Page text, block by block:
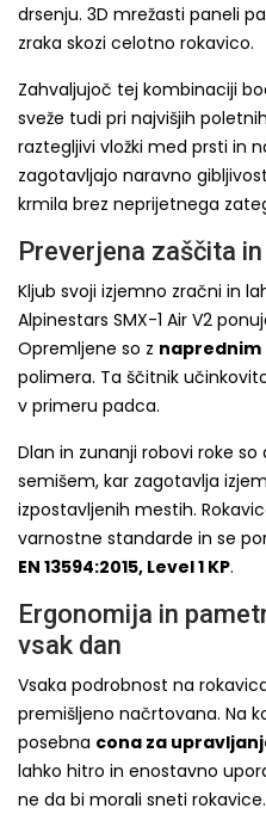
drsenju. 3D mrežasti paneli
zraka skozi celotno rokavico.
Zahvaljujoč tej kombinaciji
sveže tudi pri najvišjih
raztegljivi vložki med prsti in
zagotavljajo naravno
krmila brez neprijetnega
Preverjena zaščita
Kljub svoji izjemno zračni in
Alpinestars SMX-1 Air V2
Opremljene so z naprednim
polimera. Ta ščitnik
v primeru padca.
Dlan in zunanji robovi roke
semišem, kar zagotavlja
izpostavljenih mestih.
varnostne standarde in se
EN 13594:2015, Level 1 KP.
Ergonomija in
vsak dan
Vsaka podrobnost na
premišljeno načrtovana. Na
posebna cona za
lahko hitro in enostavno
ne da bi morali sneti rokavice.